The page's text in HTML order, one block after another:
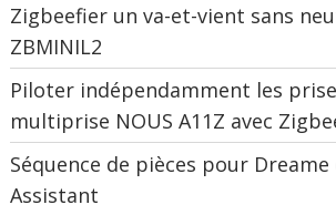
Zigbeefier un va-et-vient sans
ZBMINIL2
Piloter indépendamment les
multiprise NOUS A11Z avec
Séquence de pièces pour Dreame
Assistant